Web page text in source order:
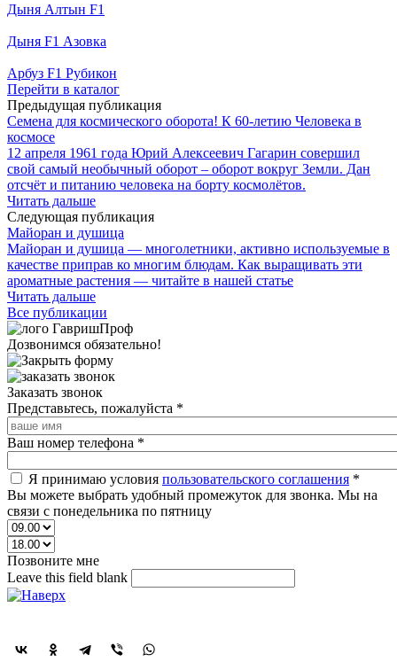
Дыня Алтын F1
Дыня F1 Азовка
Арбуз F1 Рубикон
Перейти в каталог
Предыдущая публикация
Семена для космического оборота! К 60-летию Человека в
космосе
12 апреля 1961 года Юрий Алексеевич Гагарин совершил
свой самый необычный оборот – оборот вокруг Земли. Дан
отсчёт и питанию человека на борту космолётов.
Читать дальше
Следующая публикация
Майоран и душица
Майоран и душица — многолетники, активно используемые в
качестве приправ ко многим блюдам. Как выращивать эти
ароматные растения — читайте в нашей статье
Читать дальше
Все публикации
Дозвонимся обязательно!
Заказать звонок
Представьтесь, пожалуйста *
Ваш номер телефона *
Я принимаю условия пользовательского соглашения *
Вы можете выбрать удобный промежуток для звонка. Мы на
связи с понедельника по пятницу
Позвоните мне
Leave this field blank